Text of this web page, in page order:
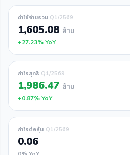
ค่าใช้จ่ายรวม Q1/2569
1,605.08 ล้าน
+27.23% YoY
กำไรสุทธิ Q1/2569
1,986.47 ล้าน
+0.87% YoY
กำไรต่อหุ้น Q1/2569
0.06